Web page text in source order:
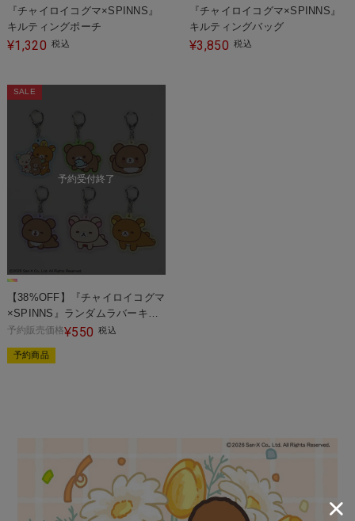
『チャイロイコグマ×SPINNS』
キルティングポーチ
¥1,320 税込
『チャイロイコグマ×SPINNS』
キルティングバッグ
¥3,850 税込
予約受付終了
SALE
【38%OFF】『チャイロイコグマ
×SPINNS』ランダムラバーキー
ホルダー
予約販売価格¥550 税込
予約商品